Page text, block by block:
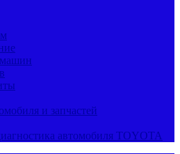
и запчастей
автомобиля TOYOTA